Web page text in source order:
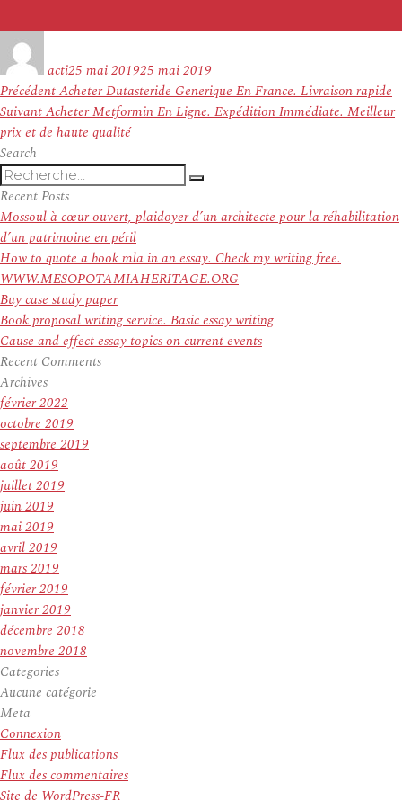
actile
25 mai 201925 mai 2019
Navigation
de
l’article
PrécédentArticle
précédent :
Acheter Dutasteride Generique En France. Livraison rapide
SuivantArticle
suivant :
Acheter Metformin En Ligne. Expédition Immédiate. Meilleur
prix et de haute qualité
Search
Recherche
pour
:
Recherche
Recent Posts
Mossoul à cœur ouvert, plaidoyer d’un architecte pour la réhabilitation
d’un patrimoine en péril
How to quote a book mla in an essay. Check my writing free.
WWW.MESOPOTAMIAHERITAGE.ORG
Buy case study paper
Book proposal writing service. Basic essay writing
Cause and effect essay topics on current events
Recent Comments
Archives
février 2022
octobre 2019
septembre 2019
août 2019
juillet 2019
juin 2019
mai 2019
avril 2019
mars 2019
février 2019
janvier 2019
décembre 2018
novembre 2018
Categories
Aucune catégorie
Meta
Connexion
Flux des publications
Flux des commentaires
Site de WordPress-FR